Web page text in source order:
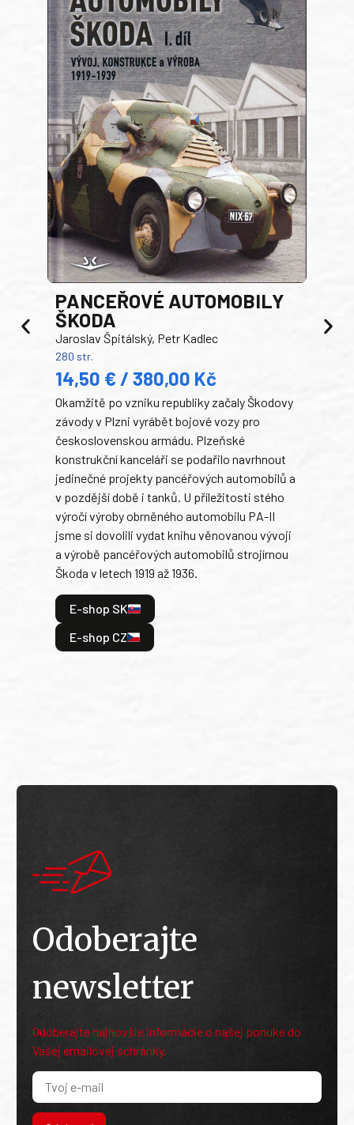
PANCEŘOVÉ AUTOMOBILY
ŠKODA
Jaroslav Špitálský, Petr Kadlec
280 str.
14,50 € / 380,00 Kč
Okamžitě po vzniku republiky začaly Škodovy
závody v Plzni vyrábět bojové vozy pro
československou armádu. Plzeňské
konstrukční kanceláři se podařilo navrhnout
jedinečné projekty pancéřových automobilů a
v pozdější době i tanků. U příležitosti stého
výročí výroby obrněného automobilu PA-II
jsme si dovolili vydat knihu věnovanou vývoji
a výrobě pancéřových automobilů strojírnou
Škoda v letech 1919 až 1936.
E-shop SK
E-shop CZ
Odoberajte
newsletter
Odoberajte najnovšie informácie o našej ponuke do
Vašej emailovej schránky.